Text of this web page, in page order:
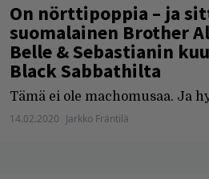
On nörttipoppia – ja
suomalainen Brother
Belle & Sebastianin
Black Sabbathilta
Tämä ei ole machomusaa. Ja
14.02.2020 Jarkko Fräntilä